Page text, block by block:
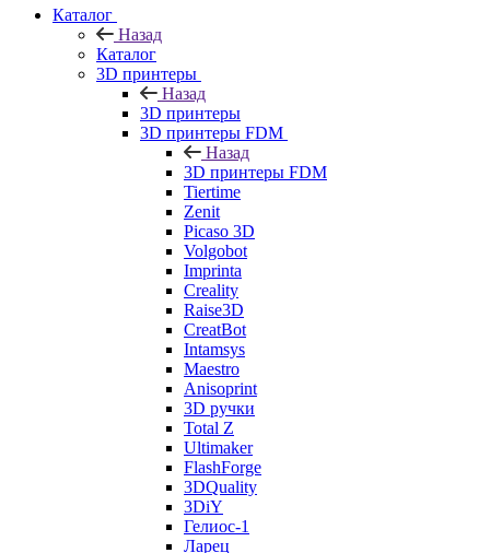
Каталог
Назад
Каталог
3D принтеры
Назад
3D принтеры
3D принтеры FDM
Назад
3D принтеры FDM
Tiertime
Zenit
Picaso 3D
Volgobot
Imprinta
Creality
Raise3D
CreatBot
Intamsys
Maestro
Anisoprint
3D ручки
Total Z
Ultimaker
FlashForge
3DQuality
3DiY
Гелиос-1
Ларец